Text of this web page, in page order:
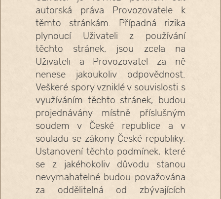
autorská práva Provozovatele k
těmto stránkám. Případná rizika
plynoucí Uživateli z používání
těchto stránek, jsou zcela na
Uživateli a Provozovatel za ně
nenese jakoukoliv odpovědnost.
Veškeré spory vzniklé v souvislosti s
využíváním těchto stránek, budou
projednávány místně příslušným
soudem v České republice a v
souladu se zákony České republiky.
Ustanovení těchto podmínek, které
se z jakéhokoliv důvodu stanou
nevymahatelné budou považována
za oddělitelná od zbývajících